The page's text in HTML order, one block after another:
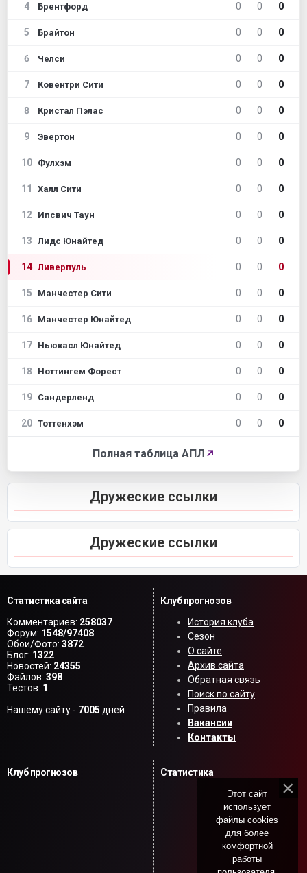
4 Брентфорд 0 0 0
5 Брайтон 0 0 0
6 Челси 0 0 0
7 Ковентри Сити 0 0 0
8 Кристал Пэлас 0 0 0
9 Эвертон 0 0 0
10 Фулхэм 0 0 0
11 Халл Сити 0 0 0
12 Ипсвич Таун 0 0 0
13 Лидс Юнайтед 0 0 0
14 Ливерпуль 0 0 0
15 Манчестер Сити 0 0 0
16 Манчестер Юнайтед 0 0 0
17 Ньюкасл Юнайтед 0 0 0
18 Ноттингем Форест 0 0 0
19 Сандерленд 0 0 0
20 Тоттенхэм 0 0 0
Полная таблица АПЛ ↗
Дружеские ссылки
Дружеские ссылки
Статистика сайта
Комментариев: 258037
Форум: 1548/97408
Обои/Фото: 3872
Блог: 1322
Новостей: 24355
Файлов: 398
Тестов: 1
Нашему сайту - 7005 дней
Клуб прогнозов
История клуба
Сезон
О сайте
Архив сайта
Обратная связь
Поиск по сайту
Правила
Вакансии
Контакты
Клуб прогнозов Статистика
Этот сайт
использует
файлы cookies
для более
комфортной
работы